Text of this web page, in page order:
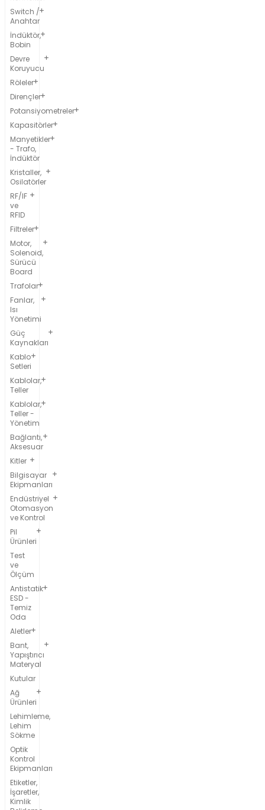
Switch /
Anahtar
İndüktör,
Bobin
Devre
Koruyucu
Röleler
Dirençler
Potansiyometreler
Kapasitörler
Manyetikler
- Trafo,
İndüktör
Kristaller,
Osilatörler
RF/IF
ve
RFID
Filtreler
Motor,
Solenoid,
Sürücü
Board
Trafolar
Fanlar,
Isı
Yönetimi
Güç
Kaynakları
Kablo
Setleri
Kablolar,
Teller
Kablolar,
Teller -
Yönetim
Bağlantı,
Aksesuar
Kitler
Bilgisayar
Ekipmanları
Endüstriyel
Otomasyon
ve Kontrol
Pil
Ürünleri
Test
ve
Ölçüm
Antistatik
ESD -
Temiz
Oda
Aletler
Bant,
Yapıştırıcı
Materyal
Kutular
Ağ
Ürünleri
Lehimleme,
Lehim
Sökme
Optik
Kontrol
Ekipmanları
Etiketler,
İşaretler,
Kimlik